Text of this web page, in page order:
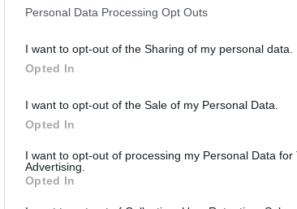
Personal Data Processing Opt Outs
I want to opt-out of the Sharing of my personal data.
Opted In
I want to opt-out of the Sale of my Personal Data.
Opted In
I want to opt-out of processing my Personal Data for
Advertising.
Opted In